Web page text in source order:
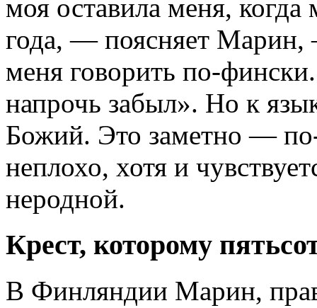
моя оставила меня,
года, — поясняет
меня говорить по-
напрочь забыл». Но к
Божий. Это заметно —
неплохо, хотя и
неродной.
Крест, которому
В Финляндии Марин,